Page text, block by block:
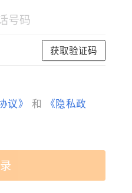
获取验证码
议》 和
《隐私政